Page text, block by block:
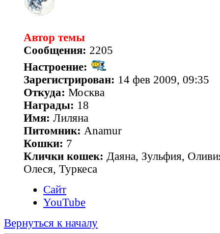
Автор темы
Сообщения: 2205
Настроение:
Зарегистрирован: 14 фев 2009, 09:35
Откуда: Москва
Награды: 18
Имя: Лиляна
Питомник: Anamur
Кошки: 7
Клички кошек: Даяна, Зульфия,
Олеся, Туркеса
Сайт
YouTube
Вернуться к началу